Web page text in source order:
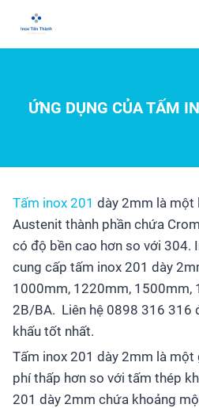
ỨNG DỤNG CỦA TẤM
Tấm inox 201 dày 2mm là một
Austenit thành phần chứa
có độ bền cao hơn so với 304.
cung cấp tấm inox 201 dày
1000mm, 1220mm, 1500mm,
2B/BA. Liên hệ 0898 316 316
khấu tốt nhất.
Tấm inox 201 dày 2mm là một
phí thấp hơn so với tấm thép
201 dày 2mm chứa khoảng